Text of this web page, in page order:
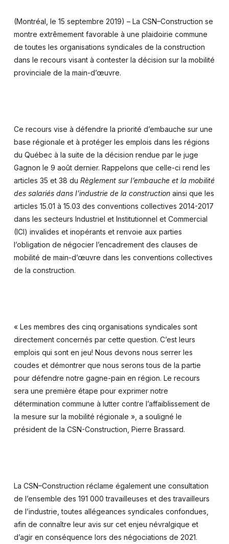
(Montréal, le 15 septembre 2019) – La CSN–Construction se
montre extrêmement favorable à une plaidoirie commune
de toutes les organisations syndicales de la construction
dans le recours visant à contester la décision sur la mobilité
provinciale de la main-d’œuvre.
Ce recours vise à défendre la priorité d’embauche sur une
base régionale et à protéger les emplois dans les régions
du Québec à la suite de la décision rendue par le juge
Gagnon le 9 août dernier. Rappelons que celle-ci rend les
articles 35 et 38 du Règlement sur I’embauche et la mobilité
des salariés dans I’industrie de la constructionainsi que les
articles 15.01 à 15.03 des conventions collectives 2014-2017
dans les secteurs Industriel et Institutionnel et Commercial
(ICI) invalides et inopérants et renvoie aux parties
l’obligation de négocier l’encadrement des clauses de
mobilité de main-d’œuvre dans les conventions collectives
de la construction.
« Les membres des cinq organisations syndicales sont
directement concernés par cette question. C’est leurs
emplois qui sont en jeu! Nous devons nous serrer les
coudes et démontrer que nous serons tous de la partie
pour défendre notre gagne-pain en région. Le recours
sera une première étape pour exprimer notre
détermination commune à lutter contre l’affaiblissement de
la mesure sur la mobilité régionale », a souligné le
président de la CSN-Construction, Pierre Brassard.
La CSN–Construction réclame également une consultation
de l’ensemble des 191 000 travailleuses et des travailleurs
de l’industrie, toutes allégeances syndicales confondues,
afin de connaître leur avis sur cet enjeu névralgique et
d’agir en conséquence lors des négociations de 2021.